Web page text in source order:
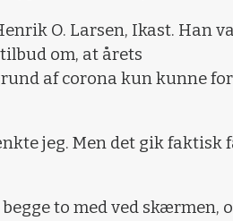
O. Larsen, Ikast. Han
om, at årets
af corona kun kunne
jeg. Men det gik faktisk
to med ved skærmen,